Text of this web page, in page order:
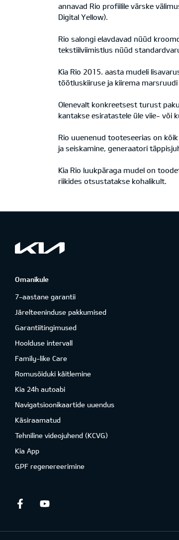
annavad Rio profiilile värske
Digital Yellow).
Rio salongi elavdavad nüüd
tekstiilviimistlus nüüd
Kia Rio 2015. aasta mudeli
töötluskiiruse ja kiirema
Olenevalt konkreetsest turust
kantakse esiratastele üle viie- või
Rio uuenenud tooteseerias on
ja seiskamine, generaatori
Kia Rio luukpäraga mudel on
riikides otsustatakse kohalikult.
Omanikule
7-aastane garantii
Järelteeninduse pakkumised
Garantiitingimused
Hoolduse intervall
Family-like Care
Romusõiduki käitlemine
Kia 24h autoabi
Navigatsioonikaartide uuendus
Käsiraamatud
Tehniline videojuhend (KCVG)
Kia App
GPF regenereerimine
Facebook